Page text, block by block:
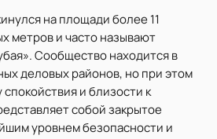
на площади более 11
метров и часто называют
Сообщество находится в
деловых районов, но при этом
и близости к
собой закрытое
уровнем безопасности и